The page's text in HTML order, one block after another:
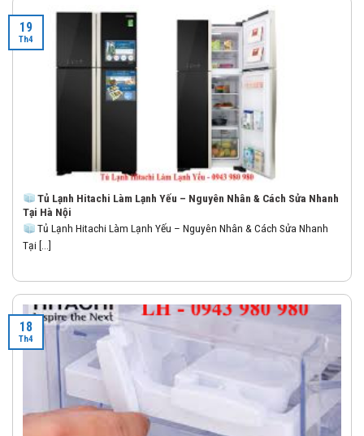
Tủ Lạnh Hitachi Làm Lạnh Yếu – Nguyên Nhân & Cách Sửa Nhanh
Tại Hà Nội
Tủ Lạnh Hitachi Làm Lạnh Yếu – Nguyên Nhân & Cách Sửa Nhanh
Tại [...]
19
Th4
18
Th4